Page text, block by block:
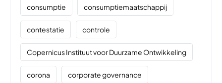
consumptie consumptiemaatschappij
contestatie controle
Copernicus Instituut voor Duurzame Ontwikkeling
corona corporate governance